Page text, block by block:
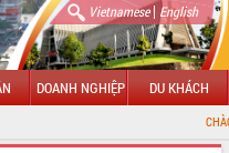
Vietnamese| English
DOANH NGHIỆP DU KHÁCH
CHÀO MỪNG